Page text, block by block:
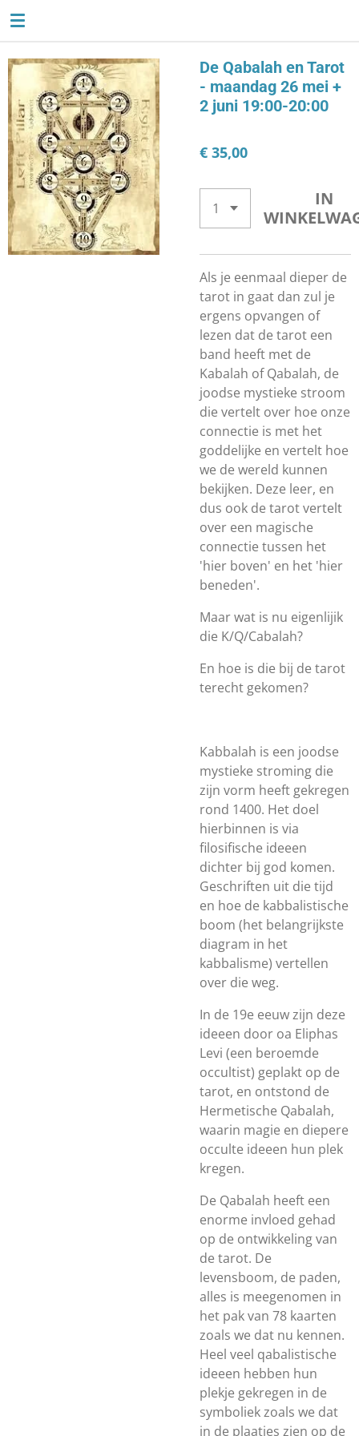
Ga
de
hoofdinhoud
De Qabalah en Tarot
- maandag 26 mei +
2 juni 19:00-20:00
€ 35,00
IN
Als je eenmaal dieper de
tarot in gaat dan zul je
ergens opvangen of
lezen dat de tarot een
band heeft met de
Kabalah of Qabalah, de
joodse mystieke stroom
die vertelt over hoe onze
connectie is met het
goddelijke en vertelt hoe
we de wereld kunnen
bekijken. Deze leer, en
dus ook de tarot vertelt
over een magische
connectie tussen het
'hier boven' en het 'hier
beneden'.
Maar wat is nu eigenlijik
die K/Q/Cabalah?
En hoe is die bij de tarot
terecht gekomen?
Kabbalah is een joodse
mystieke stroming die
zijn vorm heeft gekregen
rond 1400. Het doel
hierbinnen is via
filosifische ideeen
dichter bij god komen.
Geschriften uit die tijd
en hoe de kabbalistische
boom (het belangrijkste
diagram in het
kabbalisme) vertellen
over die weg.
In de 19e eeuw zijn deze
ideeen door oa Eliphas
Levi (een beroemde
occultist) geplakt op de
tarot, en ontstond de
Hermetische Qabalah,
waarin magie en diepere
occulte ideeen hun plek
kregen.
De Qabalah heeft een
enorme invloed gehad
op de ontwikkeling van
de tarot. De
levensboom, de paden,
alles is meegenomen in
het pak van 78 kaarten
zoals we dat nu kennen.
Heel veel qabalistische
ideeen hebben hun
plekje gekregen in de
symboliek zoals we dat
in de plaatjes zien op de